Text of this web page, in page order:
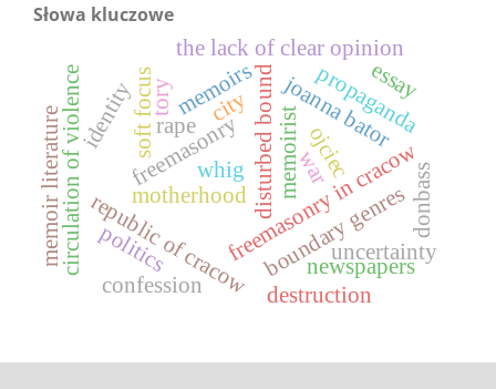
Słowa kluczowe
freemasonryfreemasonry in cracow
republic of cracow
motherhood
rape disturbed bound
circulation of violence joanna bator
memoirs
memoir literature memoirist
boundary genres
soft focus
uncertainty
the lack of clear opinion
ojciec
identity
donbass
city
war
destruction
propaganda
essay
tory
whig
newspapers
confession
politics